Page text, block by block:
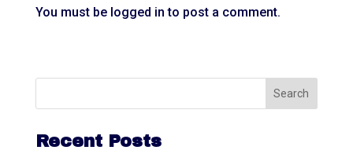
You must be logged in to post a comment.
Recent Posts